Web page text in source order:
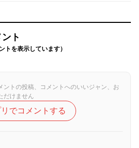
ト
トを表示しています）
ントの投稿、コメントへのいいジャン、お
だけません
でコメントする